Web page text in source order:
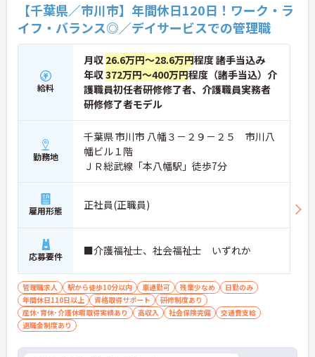
【千葉県／市川市】年間休日120日！ワーク・ラ
イフ・バランス◎／デイサービスでの管理職
給料
月収 26.6万円～28.6万円程度 諸手当込み
年収372万円～400万円程度（諸手当込）介
護職員初任者研修修了者、介護職員実務者
研修修了者モデル
勤務地
千葉県 市川市 八幡３－２９－２５ 市川八
幡ビル１階
ＪＲ総武線「本八幡駅」徒歩7分
雇用形態 正社員(正職員)
応募要件 ■介護福祉士、社会福祉士 いずれか
管理職求人 駅から徒歩10分以内 車通勤可 残業少なめ
日勤のみ
年間休日110日以上
資格取得サポート
研修制度あり
産休･育休･介護休暇取得実績あり
高収入 社会保険完備
交通費支給
退職金制度あり